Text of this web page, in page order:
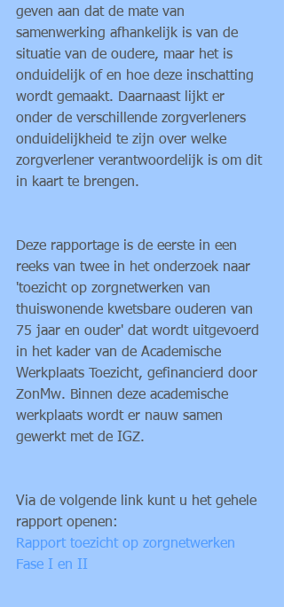
geven aan dat de mate van
samenwerking afhankelijk is van de
situatie van de oudere, maar het is
onduidelijk of en hoe deze inschatting
wordt gemaakt. Daarnaast lijkt er
onder de verschillende zorgverleners
onduidelijkheid te zijn over welke
zorgverlener verantwoordelijk is om dit
in kaart te brengen.
Deze rapportage is de eerste in een
reeks van twee in het onderzoek naar
'toezicht op zorgnetwerken van
thuiswonende kwetsbare ouderen van
75 jaar en ouder' dat wordt uitgevoerd
in het kader van de Academische
Werkplaats Toezicht, gefinancierd door
ZonMw. Binnen deze academische
werkplaats wordt er nauw samen
gewerkt met de IGZ.
Via de volgende link kunt u het gehele
rapport openen:
Rapport toezicht op zorgnetwerken
Fase I en II